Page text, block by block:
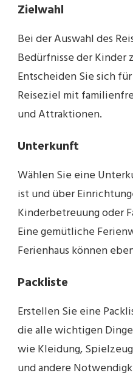
Zielwahl
Bei der Auswahl des
Bedürfnisse der Kinder
Entscheiden Sie sich
Reiseziel mit
und Attraktionen.
Unterkunft
Wählen Sie eine
ist und über
Kinderbetreuung oder
Eine gemütliche
Ferienhaus können
Packliste
Erstellen Sie eine
die alle wichtigen
wie Kleidung,
und andere